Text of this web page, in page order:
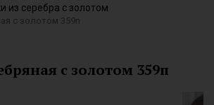
из серебра с золотом
с золотом 359п
с золотом 359п